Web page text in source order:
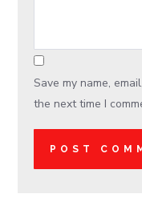
Save my name,
the next time I